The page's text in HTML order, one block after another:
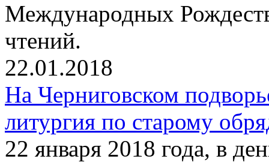
Международных
чтений.
22.01.2018
На Черниговском
литургия по старому
22 января 2018 года, в